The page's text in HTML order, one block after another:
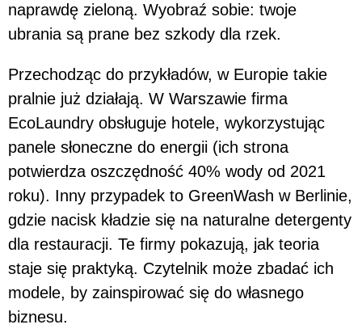
naprawdę zieloną. Wyobraź sobie: twoje
ubrania są prane bez szkody dla rzek.
Przechodząc do przykładów, w Europie takie
pralnie już działają. W Warszawie firma
EcoLaundry obsługuje hotele, wykorzystując
panele słoneczne do energii (ich strona
potwierdza oszczędność 40% wody od 2021
roku). Inny przypadek to GreenWash w Berlinie,
gdzie nacisk kładzie się na naturalne detergenty
dla restauracji. Te firmy pokazują, jak teoria
staje się praktyką. Czytelnik może zbadać ich
modele, by zainspirować się do własnego
biznesu.